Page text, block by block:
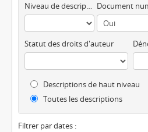
Niveau de description
Statut des droits d'auteur
Descriptions de haut niveau
Toutes les descriptions
Filtrer par dates :